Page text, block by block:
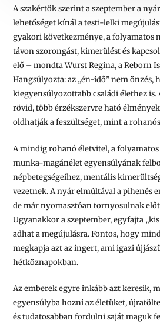
A szakértők szerint a szeptember a
lehetőséget kínál a testi-lelki
gyakori következménye, a folyamatos
távon szorongást, kimerülést és
elő – mondta Wurst Regina, a Reborn
Hangsúlyozta: az „én-idő” nem önzés,
kiegyensúlyozottabb családi élethez is.
rövid, több érzékszervre ható
oldhatják a feszültséget, mint a
A mindig rohanó életvitel, a
munka-magánélet egyensúlyának
népbetegségeihez, mentális
vezetnek. A nyár elmúltával a pihenés
de már nyomasztóan tornyosulnak
Ugyanakkor a szeptember, egyfajta
adhat a megújulásra. Fontos, hogy
megkapja azt az ingert, ami igazi
hétköznapokban.
Az emberek egyre inkább azt keresik,
egyensúlyba hozni az életüket,
és tudatosabban fordulni saját maguk